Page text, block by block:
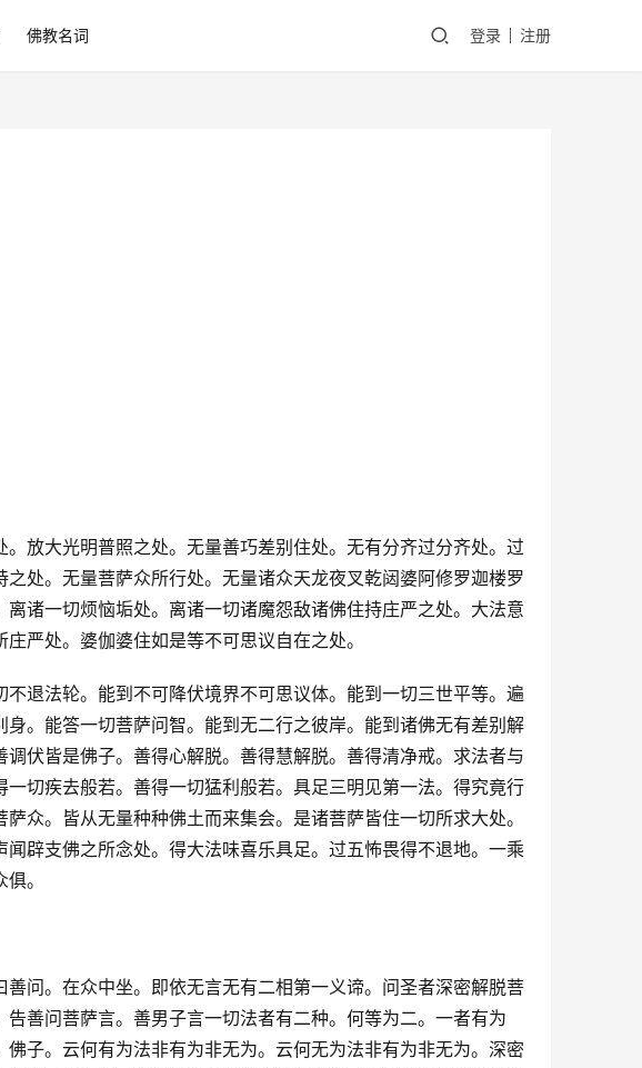
佛教名词 登录 注册
放大光明普照之处。无量善巧差别住处。无有分齐过分齐处。过
处。无量菩萨众所行处。无量诸众天龙夜叉乾闼婆阿修罗迦楼罗
诸一切烦恼垢处。离诸一切诸魔怨敌诸佛住持庄严之处。大法意
严处。婆伽婆住如是等不可思议自在之处。
退法轮。能到不可降伏境界不可思议体。能到一切三世平等。遍
。能答一切菩萨问智。能到无二行之彼岸。能到诸佛无有差别解
伏皆是佛子。善得心解脱。善得慧解脱。善得清净戒。求法者与
切疾去般若。善得一切猛利般若。具足三明见第一法。得究竟行
众。皆从无量种种佛土而来集会。是诸菩萨皆住一切所求大处。
辟支佛之所念处。得大法味喜乐具足。过五怖畏得不退地。一乘
。
问。在众中坐。即依无言无有二相第一义谛。问圣者深密解脱菩
善问菩萨言。善男子言一切法者有二种。何等为二。一者有为
子。云何有为法非有为非无为。云何无为法非有为非无为。深密